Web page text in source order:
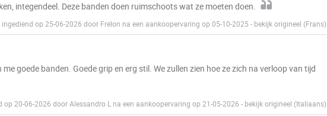
integendeel. Deze banden doen ruimschoots wat ze moeten doen.
op 25-06-2026 door Frelon na een aankoopervaring op 05-10-2025 - bekijk origineel (Frans)
goede banden. Goede grip en erg stil. We zullen zien hoe ze zich na verloop van tijd
20-06-2026 door Alessandro L na een aankoopervaring op 21-05-2026 - bekijk origineel (Italiaans)